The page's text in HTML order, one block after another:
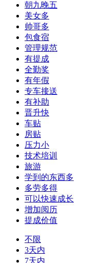
朝九晚五
美女多
帅哥多
包食宿
管理规范
有提成
全勤奖
有年假
专车接送
有补助
晋升快
车贴
房贴
压力小
技术培训
旅游
学到的东西多
多劳多得
可以快速成长
增加阅历
提成价值
不限
3天内
7天内